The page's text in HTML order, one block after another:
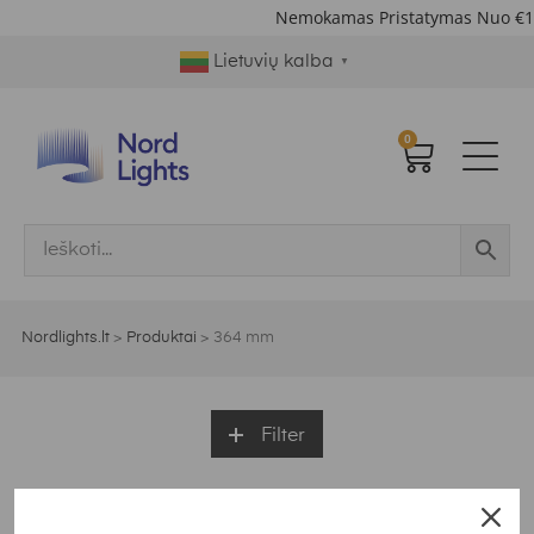
Nemokamas Pristatymas Nuo
Lietuvių kalba ▼
0
Nordlights.lt > Produktai > 364 mm
Filter